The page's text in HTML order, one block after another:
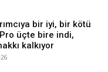
bir iyi, bir kötü
üçte bire indi,
kalkıyor